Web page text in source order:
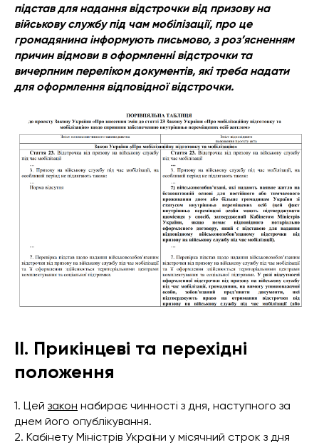
підстав для надання відстрочки від призову на
військову службу під чам мобілізації, про це
громадянина інформують письмово, з роз’ясненням
причин відмови в оформленні відстрочки та
вичерпним переліком документів, які треба надати
для оформлення відповідної відстрочки.
II. Прикінцеві та перехідні
положення
1. Цей закон набирає чинності з дня, наступного за
днем його опублікування.
2. Кабінету Міністрів України у місячний строк з дня